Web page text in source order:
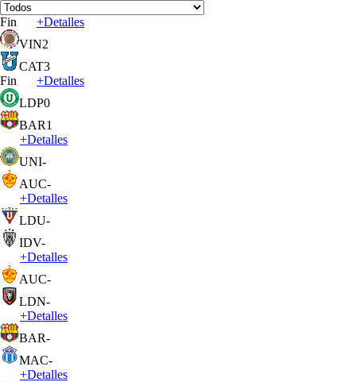
Fin +Detalles
VIN2
CAT3
Fin
+Detalles
LDP0
BAR1
+Detalles
UNI-
AUC-
+Detalles
LDU-
IDV-
+Detalles
AUC-
LDN-
+Detalles
BAR-
MAC-
+Detalles